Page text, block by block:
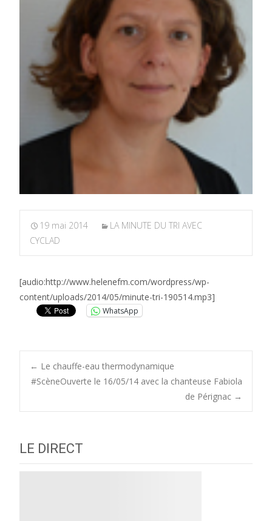
19 mai 2014
LA MINUTE DU TRI AVEC
CYCLAD
[audio:http://www.helenefm.com/wordpress/wp-
content/uploads/2014/05/minute-tri-190514.mp3]
WhatsApp
Post
navigation
← Le chauffe-eau thermodynamique
#ScèneOuverte le 16/05/14 avec la chanteuse Fabiola
de Pérignac →
LE DIRECT